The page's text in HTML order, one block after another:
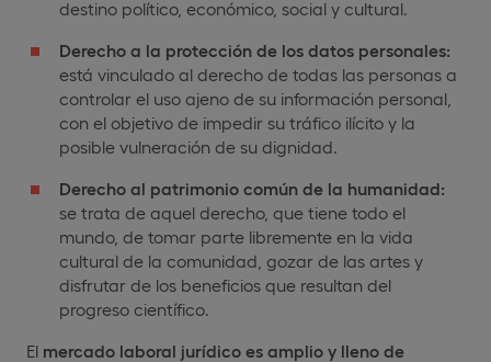
destino político, económico, social y cultural.
Derecho a la protección de los datos personales:
está vinculado al derecho de todas las personas a
controlar el uso ajeno de su información personal,
con el objetivo de impedir su tráfico ilícito y la
posible vulneración de su dignidad.
Derecho al patrimonio común de la humanidad:
se trata de aquel derecho, que tiene todo el
mundo, de tomar parte libremente en la vida
cultural de la comunidad, gozar de las artes y
disfrutar de los beneficios que resultan del
progreso científico.
El mercado laboral jurídico es amplio y lleno de